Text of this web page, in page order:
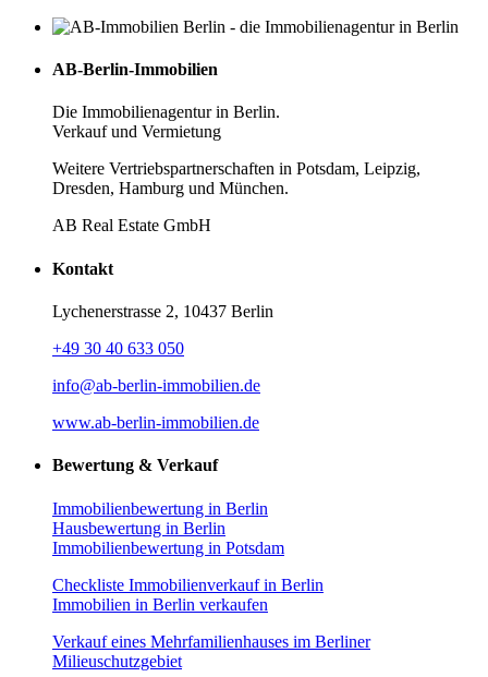
AB-Berlin-Immobilien
Die Immobilienagentur in Berlin.
Verkauf und Vermietung
Weitere Vertriebspartnerschaften in Potsdam, Leipzig,
Dresden, Hamburg und München.
AB Real Estate GmbH
Kontakt
Lychenerstrasse 2, 10437 Berlin
+49 30 40 633 050
info@ab-berlin-immobilien.de
www.ab-berlin-immobilien.de
Bewertung & Verkauf
Immobilienbewertung in Berlin
Hausbewertung in Berlin
Immobilienbewertung in Potsdam
Checkliste Immobilienverkauf in Berlin
Immobilien in Berlin verkaufen
Verkauf eines Mehrfamilienhauses im Berliner
Milieuschutzgebiet